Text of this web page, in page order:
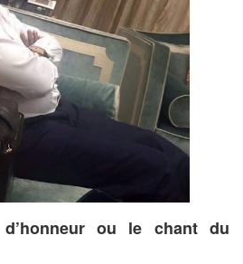
ou le chant du